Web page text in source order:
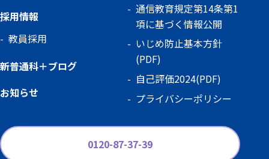
採用情報
教員採用
新普通科＋ブログ
お知らせ
通信教育規定第14条第1
項に基づく情報公開
いじめ防止基本方針
(PDF)
自己評価2024(PDF)
プライバシーポリシー
0120-87-37-39